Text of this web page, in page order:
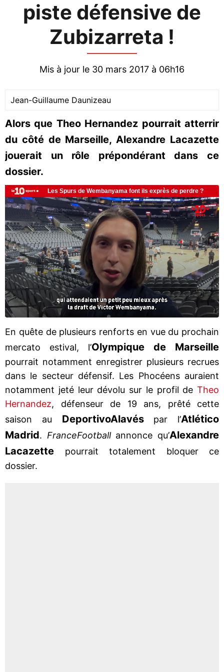
piste défensive de
Zubizarreta !
Mis à jour le 30 mars 2017 à 06h16
Jean-Guillaume Daunizeau
Alors que Theo Hernandez pourrait atterrir
du côté de Marseille, Alexandre Lacazette
jouerait un rôle prépondérant dans ce
dossier.
En quête de plusieurs renforts en vue du prochain
mercato estival, l’Olympique de Marseille
pourrait notamment enregistrer plusieurs recrues
dans le secteur défensif. Les Phocéens auraient
notamment jeté leur dévolu sur le profil de Theo
Hernandez, défenseur de 19 ans, prêté cette
saison au DeportivoAlavéspar l’Atlético
Madrid. FranceFootballannonce qu’Alexandre
Lacazette pourrait totalement bloquer ce
dossier.